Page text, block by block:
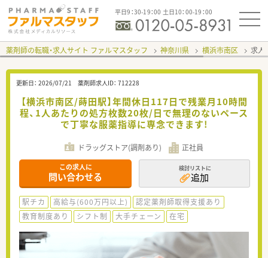
平日9：30-19：00 土日10：00-19：00
薬剤師の転職・求人サイト ファルマスタッフ 神奈川県 横浜市南区 求人
更新日： 2026/07/21 薬剤師求人ID： 712228
【横浜市南区/蒔田駅】年間休日117日で残業月10時間
程、1人あたりの処方枚数20枚/日で無理のないペース
で丁寧な服薬指導に専念できます!
ドラッグストア(調剤あり) 正社員
この求人に
問い合わせる
検討リストに
追加
駅チカ 高給与(600万円以上)
認定薬剤師取得支援あり
教育制度あり
シフト制 大手チェーン 在宅